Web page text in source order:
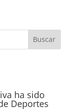
ha sido
Deportes